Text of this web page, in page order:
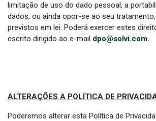
limitação de uso do dado pessoal, a
dados, ou ainda opor-se ao seu
previstos em lei. Poderá exercer estes
escrito dirigido ao e-mail dpo@solvi.com.
ALTERAÇÕES A POLÍTICA DE
Poderemos alterar esta Política de